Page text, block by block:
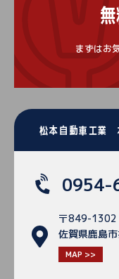
まずはお
松本自動車工業
0954-
〒849-1302
佐賀県鹿島
MAP >>